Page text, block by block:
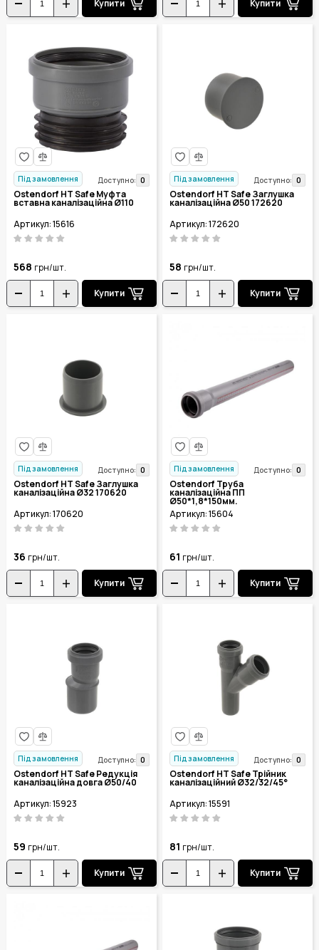
Купити Купити
Під замовлення Доступно: 0
Ostendorf HT Safe Муфта
вставна каналізаційна Ø110
Артикул: 15616
568 грн/шт.
Купити
Під замовлення Доступно: 0
Ostendorf HT Safe Заглушка
каналізаційна Ø50 172620
Артикул: 172620
58 грн/шт.
Купити
Під замовлення Доступно: 0
Ostendorf HT Safe Заглушка
каналізаційна Ø32 170620
Артикул: 170620
36 грн/шт.
Купити
Під замовлення Доступно: 0
Ostendorf Труба
каналізаційна ПП
Ø50*1,8*150мм.
Артикул: 15604
61 грн/шт.
Купити
Під замовлення Доступно: 0
Ostendorf HT Safe Редукція
каналізаційна довга Ø50/40
Артикул: 15923
59 грн/шт.
Купити
Під замовлення Доступно: 0
Ostendorf HT Safe Трійник
каналізаційний Ø32/32/45°
Артикул: 15591
81 грн/шт.
Купити